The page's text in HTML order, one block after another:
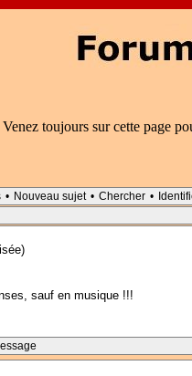
toujours sur cette page
• Nouveau sujet • Chercher •
sauf en musique !!!